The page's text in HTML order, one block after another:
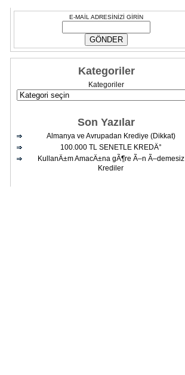
E-MAİL ADRESİNİZİ GİRİN
Kategoriler
Kategoriler
Son Yazılar
Almanya ve Avrupadan Krediye (Dikkat)
100.000 TL SENETLE KREDÄ°
KullanÄ±m AmacÄ±na gÃ¶re Ã–n Ã–demesiz
Krediler